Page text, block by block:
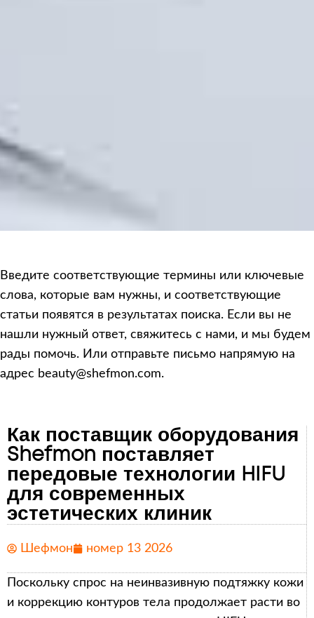
Введите соответствующие термины или ключевые
слова, которые вам нужны, и соответствующие
статьи появятся в результатах поиска. Если вы не
нашли нужный ответ, свяжитесь с нами, и мы будем
рады помочь. Или отправьте письмо напрямую на
адрес beauty@shefmon.com.
Как поставщик оборудования
Shefmon поставляет
передовые технологии HIFU
для современных
эстетических клиник
Шефмон номер 13 2026
Поскольку спрос на неинвазивную подтяжку кожи
и коррекцию контуров тела продолжает расти во